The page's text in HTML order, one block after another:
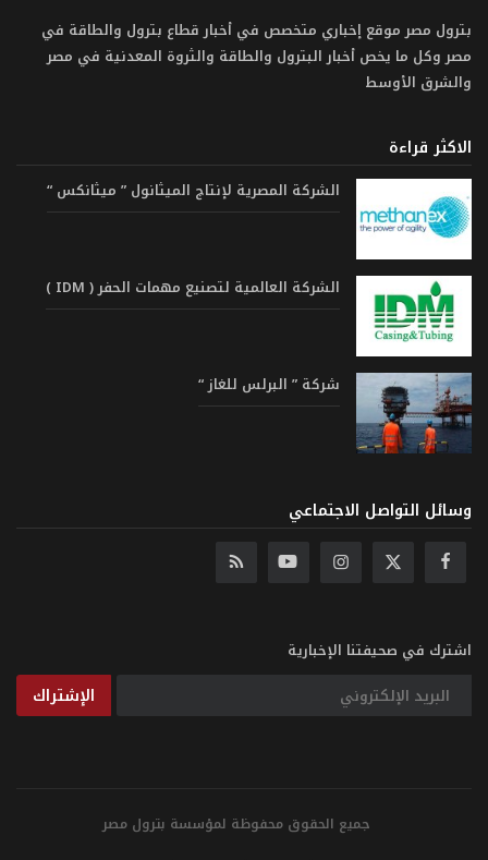
بترول مصر موقع إخباري متخصص في أخبار قطاع بترول والطاقة في
مصر وكل ما يخص أخبار البترول والطاقة والثروة المعدنية في مصر
والشرق الأوسط
الاكثر قراءة
الشركة المصرية لإنتاج الميثانول ” ميثانكس “
الشركة العالمية لتصنيع مهمات الحفر ( IDM )
شركة ” البرلس للغاز “
وسائل التواصل الاجتماعي
اشترك في صحيفتنا الإخبارية
الإشتراك
جميع الحقوق محفوظة لمؤسسة بترول مصر